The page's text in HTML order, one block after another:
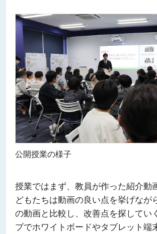
公開授業の様子
授業ではまず、教員が作った紹介動
どもたちは動画の良い点を挙げなが
の動画と比較し、改善点を探してい
プでホワイトボードやタブレット端